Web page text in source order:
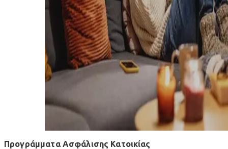
Προγράμματα Ασφάλισης Κατοικίας